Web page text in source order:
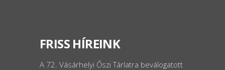
FRISS HÍREINK
A 72. Vásárhelyi Őszi Tárlatra beválogatott